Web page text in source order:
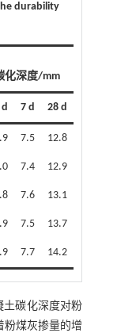
durability
化深度/mm
d 7 d 28 d
7.5 12.8
7.4 12.9
7.6 13.1
7.5 13.7
7.7 14.2
土碳化深度对粉
粉煤灰掺量的增